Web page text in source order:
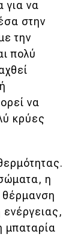
για να
στην
την
πολύ
να
κρύες
η
θέρμανση
μπαταρία